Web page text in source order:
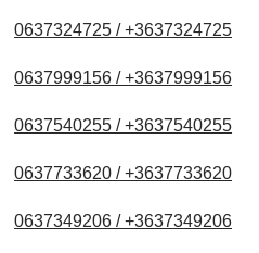
0637324725 / +3637324725
0637999156 / +3637999156
0637540255 / +3637540255
0637733620 / +3637733620
0637349206 / +3637349206